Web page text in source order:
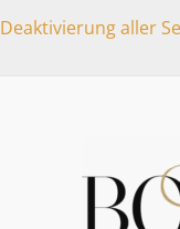
Deaktivierung aller